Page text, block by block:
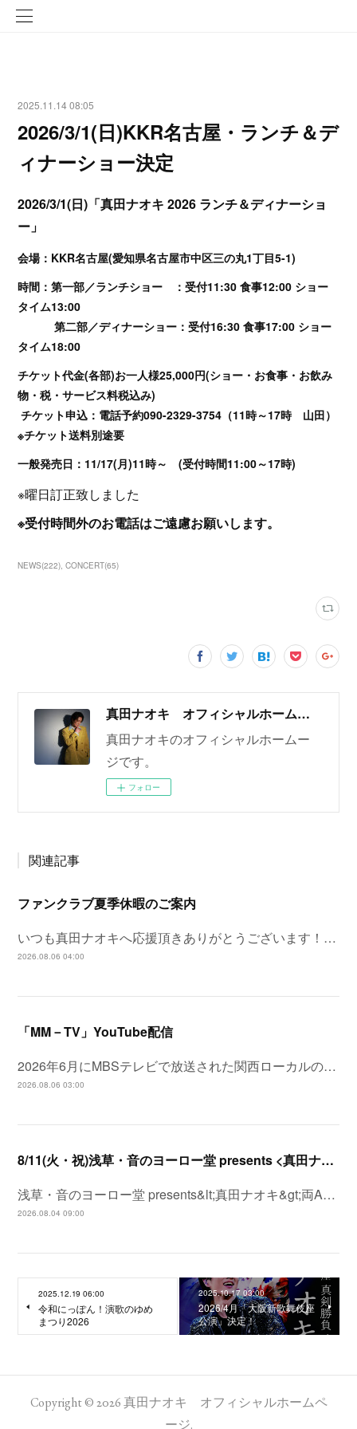
2025.11.14 08:05
2026/3/1(日)KKR名古屋・ランチ＆デ
ィナーショー決定
2026/3/1(日)「真田ナオキ 2026 ランチ＆ディナーショ
ー」
会場：KKR名古屋(愛知県名古屋市中区三の丸1丁目5-1)
時間：第一部／ランチショー ：受付11:30 食事12:00 ショー
タイム13:00
第二部／ディナーショー：受付16:30 食事17:00 ショー
タイム18:00
チケット代金(各部)お一人様25,000円(ショー・お食事・お飲み
物・税・サービス料税込み)
チケット申込：電話予約090-2329-3754（11時～17時 山田）
※チケット送料別途要
一般発売日：11/17(月)11時～ (受付時間11:00～17時)
※曜日訂正致しました
※受付時間外のお電話はご遠慮お願いします。
NEWS(222) CONCERT(65)
真田ナオキ オフィシャルホームページ
真田ナオキのオフィシャルホームー
ジです。
フォロー
関連記事
ファンクラブ夏季休暇のご案内
いつも真田ナオキへ応援頂きありがとうございます！…
2026.08.06 04:00
「MM－TV」YouTube配信
2026年6月にMBSテレビで放送された関西ローカルの…
2026.08.06 03:00
8/11(火・祝)浅草・音のヨーロー堂 presents <真田ナオキ>両A面シングル「プルメリア ラプソディ / 陽が沈む前に…」発売記念 スペシャルイベント開催決定！
浅草・音のヨーロー堂 presents&lt;真田ナオキ&gt;両A…
2026.08.04 09:00
2025.12.19 06:00
令和にっぽん！演歌のゆめ
まつり2026
2025.10.17 03:00
2026/4月「大阪新歌舞伎座
公演」決定！
Copyright ©2026真田ナオキ オフィシャルホームペ
ージ.